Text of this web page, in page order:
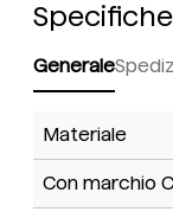
Generale
Materiale
Con marchio